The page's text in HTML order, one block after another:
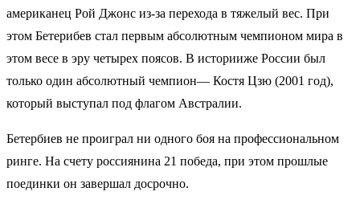
американец Рой Джонс из-за перехода в тяжелый вес. При
этом Бетерибев стал первым абсолютным чемпионом мира в
этом весе в эру четырех поясов. В историиже России был
только один абсолютный чемпион— Костя Цзю (2001 год),
который выступал под флагом Австралии.
Бетербиев не проиграл ни одного боя на профессиональном
ринге. На счету россиянина 21 победа, при этом прошлые
поединки он завершал досрочно.